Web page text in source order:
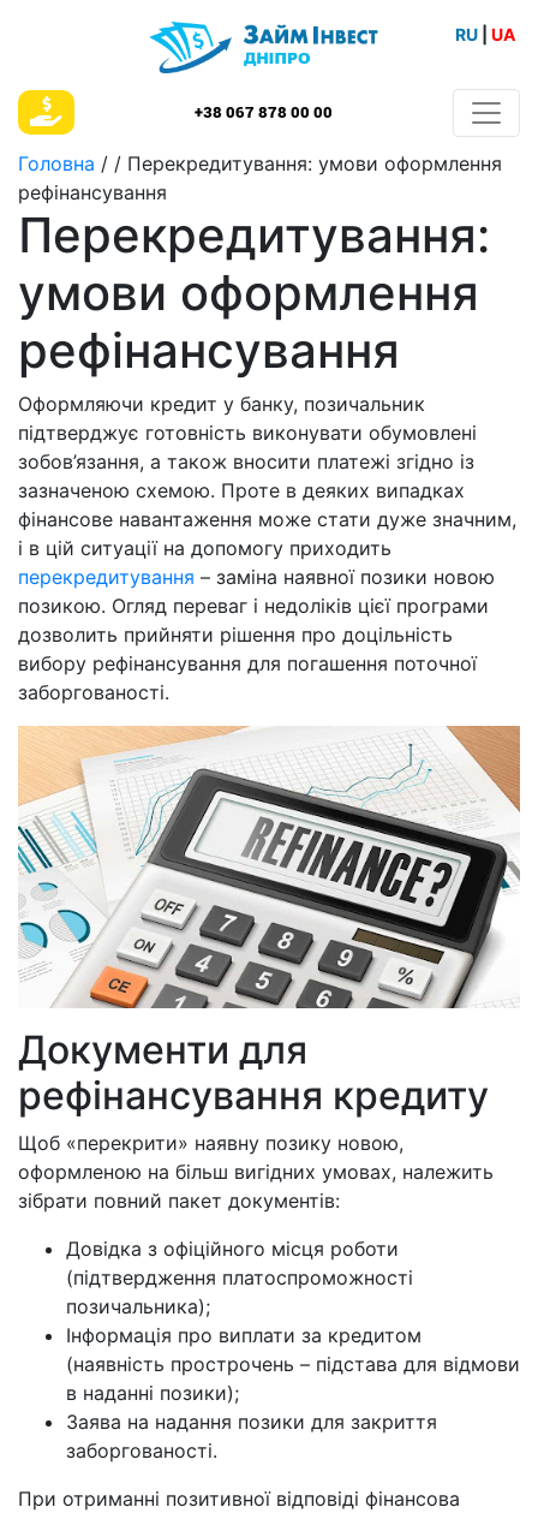
RU UA
+38 067 878 00 00
Головна / / Перекредитування: умови оформлення
рефінансування
Перекредитування:
умови оформлення
рефінансування
Оформляючи кредит у банку, позичальник
підтверджує готовність виконувати обумовлені
зобов’язання, а також вносити платежі згідно із
зазначеною схемою. Проте в деяких випадках
фінансове навантаження може стати дуже значним,
і в цій ситуації на допомогу приходить
перекредитування – заміна наявної позики новою
позикою. Огляд переваг і недоліків цієї програми
дозволить прийняти рішення про доцільність
вибору рефінансування для погашення поточної
заборгованості.
Документи для
рефінансування кредиту
Щоб «перекрити» наявну позику новою,
оформленою на більш вигідних умовах, належить
зібрати повний пакет документів:
Довідка з офіційного місця роботи
(підтвердження платоспроможності
позичальника);
Інформація про виплати за кредитом
(наявність прострочень – підстава для відмови
в наданні позики);
Заява на надання позики для закриття
заборгованості.
При отриманні позитивної відповіді фінансова